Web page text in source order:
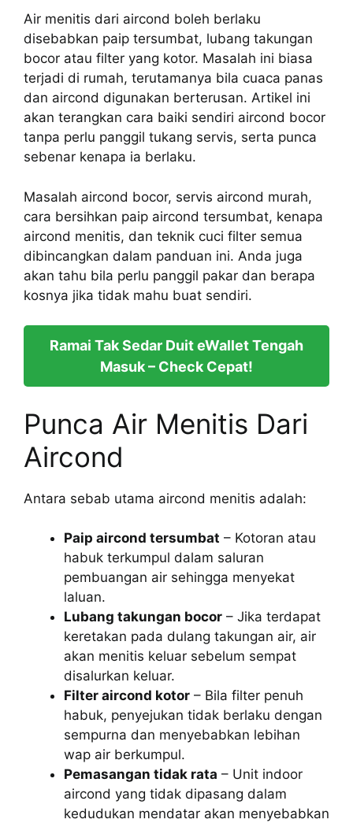
Air menitis dari aircond boleh berlaku
disebabkan paip tersumbat, lubang takungan
bocor atau filter yang kotor. Masalah ini biasa
terjadi di rumah, terutamanya bila cuaca panas
dan aircond digunakan berterusan. Artikel ini
akan terangkan cara baiki sendiri aircond bocor
tanpa perlu panggil tukang servis, serta punca
sebenar kenapa ia berlaku.
Masalah aircond bocor, servis aircond murah,
cara bersihkan paip aircond tersumbat, kenapa
aircond menitis, dan teknik cuci filter semua
dibincangkan dalam panduan ini. Anda juga
akan tahu bila perlu panggil pakar dan berapa
kosnya jika tidak mahu buat sendiri.
Ramai Tak Sedar Duit eWallet Tengah
Masuk – Check Cepat!
Punca Air Menitis Dari
Aircond
Antara sebab utama aircond menitis adalah:
Paip aircond tersumbat – Kotoran atau
habuk terkumpul dalam saluran
pembuangan air sehingga menyekat
laluan.
Lubang takungan bocor – Jika terdapat
keretakan pada dulang takungan air, air
akan menitis keluar sebelum sempat
disalurkan keluar.
Filter aircond kotor – Bila filter penuh
habuk, penyejukan tidak berlaku dengan
sempurna dan menyebabkan lebihan
wap air berkumpul.
Pemasangan tidak rata – Unit indoor
aircond yang tidak dipasang dalam
kedudukan mendatar akan menyebabkan